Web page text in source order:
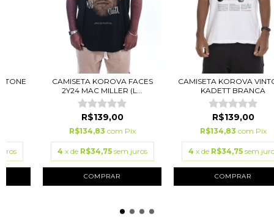
CAMISETA KOROVA FACES
2Y24 MAC MILLER (L...
R$139,00
R$134,83 com Pix
4 x de R$34,75 sem juros
COMPRAR
CAMISETA KOROVA
KADETT BRANCA
R$139,00
R$134,83 com Pix
4 x de R$34,75 sem
COMPRAR